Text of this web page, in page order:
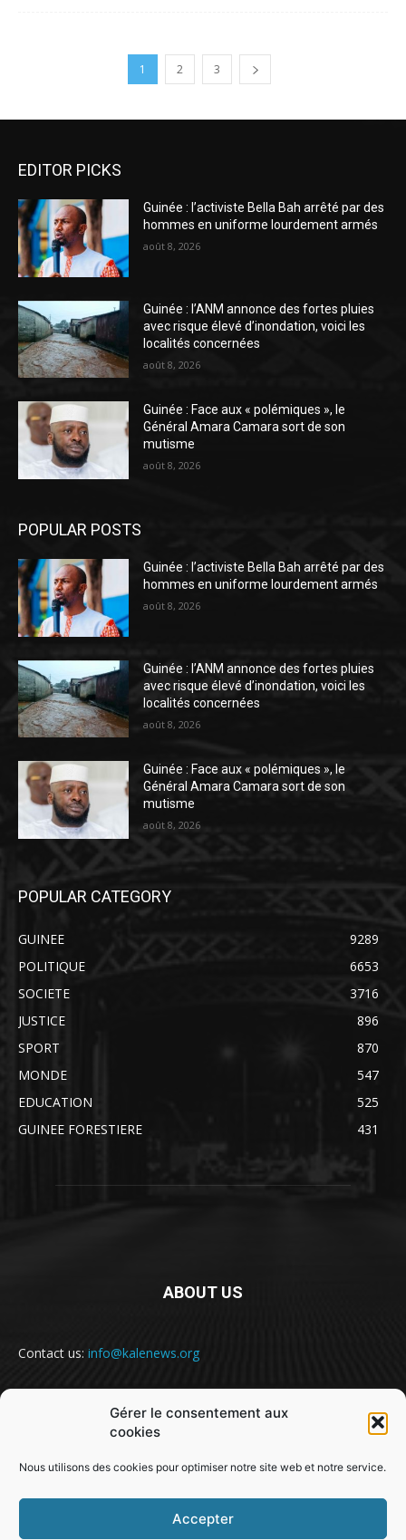
Gérer le consentement aux
cookies
Nous utilisons des cookies pour optimiser notre site web et notre service.
Accepter
1 2 3
EDITOR PICKS
Guinée : l’activiste Bella Bah arrêté par des
hommes en uniforme lourdement armés
août 8, 2026
Guinée : l’ANM annonce des fortes pluies
avec risque élevé d’inondation, voici les
localités concernées
août 8, 2026
Guinée : Face aux « polémiques », le
Général Amara Camara sort de son
mutisme
août 8, 2026
POPULAR POSTS
Guinée : l’activiste Bella Bah arrêté par des
hommes en uniforme lourdement armés
août 8, 2026
Guinée : l’ANM annonce des fortes pluies
avec risque élevé d’inondation, voici les
localités concernées
août 8, 2026
Guinée : Face aux « polémiques », le
Général Amara Camara sort de son
mutisme
août 8, 2026
POPULAR CATEGORY
GUINEE
9289
POLITIQUE
6653
SOCIETE
3716
JUSTICE
896
SPORT
870
MONDE
547
EDUCATION
525
GUINEE FORESTIERE
431
ABOUT US
Contact us: info@kalenews.org
FOLLOW US